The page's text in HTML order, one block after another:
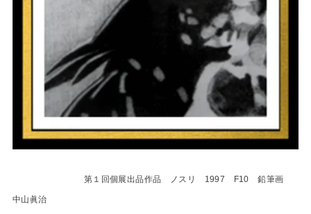
第１回個展出品作品 ノスリ 1997 F10 鉛筆画
中山眞治